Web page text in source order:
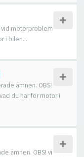
vid motorproblem
i bilen...
ämnen. OBS!
du har för motor i
ämnen. OBS! vi